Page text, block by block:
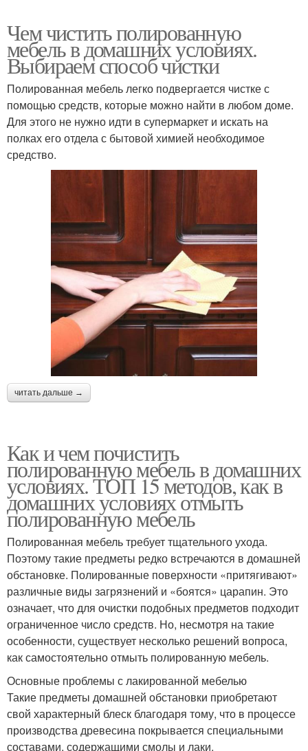
Чем чистить полированную
мебель в домашних условиях.
Выбираем способ чистки
Полированная мебель легко подвергается чистке с
помощью средств, которые можно найти в любом доме.
Для этого не нужно идти в супермаркет и искать на
полках его отдела с бытовой химией необходимое
средство.
читать дальше →
Как и чем почистить
полированную мебель в домашних
условиях. ТОП 15 методов, как в
домашних условиях отмыть
полированную мебель
Полированная мебель требует тщательного ухода.
Поэтому такие предметы редко встречаются в домашней
обстановке. Полированные поверхности «притягивают»
различные виды загрязнений и «боятся» царапин. Это
означает, что для очистки подобных предметов подходит
ограниченное число средств. Но, несмотря на такие
особенности, существует несколько решений вопроса,
как самостоятельно отмыть полированную мебель.
Основные проблемы с лакированной мебелью
Такие предметы домашней обстановки приобретают
свой характерный блеск благодаря тому, что в процессе
производства древесина покрывается специальными
составами, содержащими смолы и лаки.